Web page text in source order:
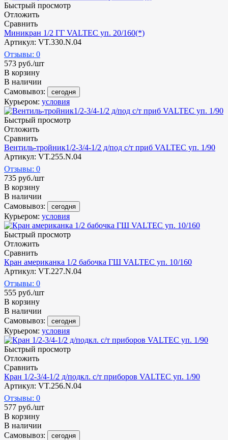
Быстрый просмотр
Отложить
Сравнить
Миникран 1/2 ГГ VALTEC уп. 20/160(*)
Артикул: VT.330.N.04
Отзывы: 0
573 руб./шт
В корзину
В наличии
Самовывоз:
сегодня
Курьером: условия
Быстрый просмотр
Отложить
Сравнить
Вентиль-тройник1/2-3/4-1/2 д/под с/т приб VALTEC уп. 1/90
Артикул: VT.255.N.04
Отзывы: 0
735 руб./шт
В корзину
В наличии
Самовывоз:
сегодня
Курьером: условия
Быстрый просмотр
Отложить
Сравнить
Кран американка 1/2 бабочка ГШ VALTEC уп. 10/160
Артикул: VT.227.N.04
Отзывы: 0
555 руб./шт
В корзину
В наличии
Самовывоз:
сегодня
Курьером: условия
Быстрый просмотр
Отложить
Сравнить
Кран 1/2-3/4-1/2 д/подкл. с/т приборов VALTEC уп. 1/90
Артикул: VT.256.N.04
Отзывы: 0
577 руб./шт
В корзину
В наличии
Самовывоз:
сегодня